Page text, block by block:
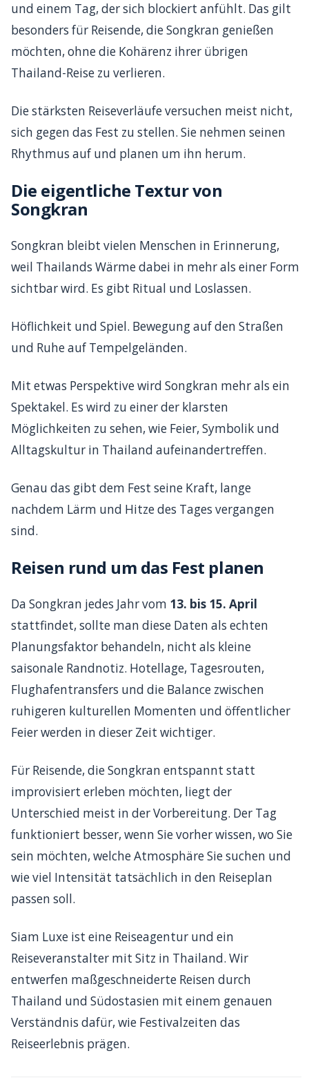
und einem Tag, der sich blockiert anfühlt. Das gilt
besonders für Reisende, die Songkran genießen
möchten, ohne die Kohärenz ihrer übrigen
Thailand-Reise zu verlieren.
Die stärksten Reiseverläufe versuchen meist nicht,
sich gegen das Fest zu stellen. Sie nehmen seinen
Rhythmus auf und planen um ihn herum.
Die eigentliche Textur von
Songkran
Songkran bleibt vielen Menschen in Erinnerung,
weil Thailands Wärme dabei in mehr als einer Form
sichtbar wird. Es gibt Ritual und Loslassen.
Höflichkeit und Spiel. Bewegung auf den Straßen
und Ruhe auf Tempelgeländen.
Mit etwas Perspektive wird Songkran mehr als ein
Spektakel. Es wird zu einer der klarsten
Möglichkeiten zu sehen, wie Feier, Symbolik und
Alltagskultur in Thailand aufeinandertreffen.
Genau das gibt dem Fest seine Kraft, lange
nachdem Lärm und Hitze des Tages vergangen
sind.
Reisen rund um das Fest planen
Da Songkran jedes Jahr vom 13. bis 15. April
stattfindet, sollte man diese Daten als echten
Planungsfaktor behandeln, nicht als kleine
saisonale Randnotiz. Hotellage, Tagesrouten,
Flughafentransfers und die Balance zwischen
ruhigeren kulturellen Momenten und öffentlicher
Feier werden in dieser Zeit wichtiger.
Für Reisende, die Songkran entspannt statt
improvisiert erleben möchten, liegt der
Unterschied meist in der Vorbereitung. Der Tag
funktioniert besser, wenn Sie vorher wissen, wo Sie
sein möchten, welche Atmosphäre Sie suchen und
wie viel Intensität tatsächlich in den Reiseplan
passen soll.
Siam Luxe ist eine Reiseagentur und ein
Reiseveranstalter mit Sitz in Thailand. Wir
entwerfen maßgeschneiderte Reisen durch
Thailand und Südostasien mit einem genauen
Verständnis dafür, wie Festivalzeiten das
Reiseerlebnis prägen.